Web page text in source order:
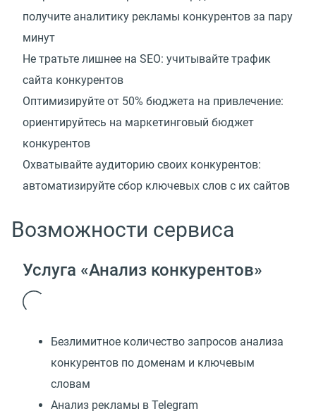
получите аналитику рекламы конкурентов за пару
минут
Не тратьте лишнее на SEO: учитывайте трафик
сайта конкурентов
Оптимизируйте от 50% бюджета на привлечение:
ориентируйтесь на маркетинговый бюджет
конкурентов
Охватывайте аудиторию своих конкурентов:
автоматизируйте сбор ключевых слов с их сайтов
Возможности сервиса
Услуга «Анализ конкурентов»
Безлимитное количество запросов анализа
конкурентов по доменам и ключевым
словам
Анализ рекламы в Telegram